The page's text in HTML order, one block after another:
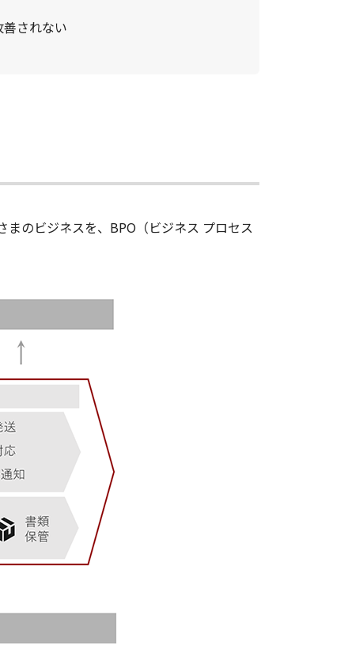
されない
のビジネスを、BPO（ビジネス プロセス